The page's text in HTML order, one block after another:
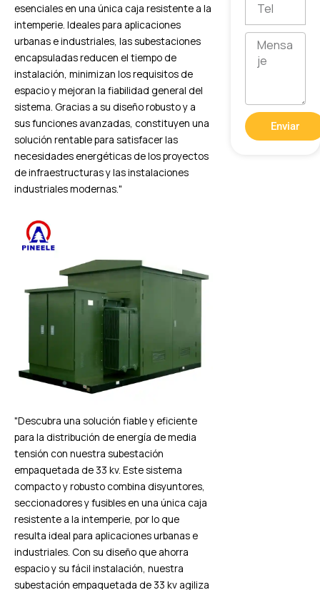
esenciales en una única caja resistente a la
intemperie. Ideales para aplicaciones
urbanas e industriales, las subestaciones
encapsuladas reducen el tiempo de
instalación, minimizan los requisitos de
espacio y mejoran la fiabilidad general del
sistema. Gracias a su diseño robusto y a
sus funciones avanzadas, constituyen una
solución rentable para satisfacer las
necesidades energéticas de los proyectos
de infraestructuras y las instalaciones
industriales modernas."
"Descubra una solución fiable y eficiente
para la distribución de energía de media
tensión con nuestra subestación
empaquetada de 33 kv. Este sistema
compacto y robusto combina disyuntores,
seccionadores y fusibles en una única caja
resistente a la intemperie, por lo que
resulta ideal para aplicaciones urbanas e
industriales. Con su diseño que ahorra
espacio y su fácil instalación, nuestra
subestación empaquetada de 33 kv agiliza
Mensaje
Enviar